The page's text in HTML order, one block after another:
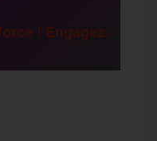
! Engagez-